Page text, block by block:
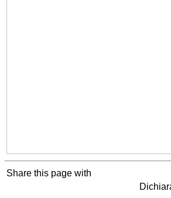
Share this page with